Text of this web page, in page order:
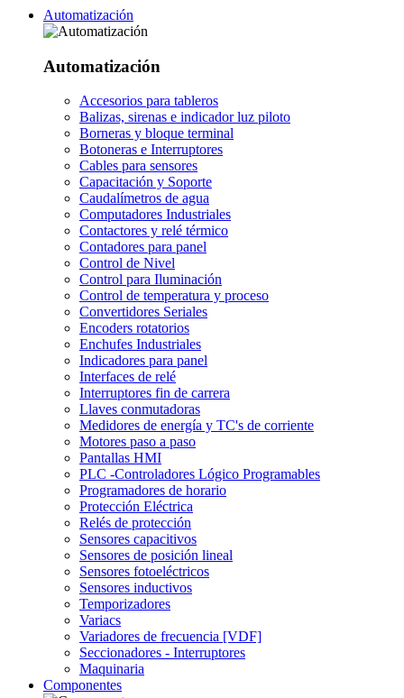
Automatización
Automatización
Accesorios para tableros
Balizas, sirenas e indicador luz piloto
Borneras y bloque terminal
Botoneras e Interruptores
Cables para sensores
Capacitación y Soporte
Caudalímetros de agua
Computadores Industriales
Contactores y relé térmico
Contadores para panel
Control de Nivel
Control para Iluminación
Control de temperatura y proceso
Convertidores Seriales
Encoders rotatorios
Enchufes Industriales
Indicadores para panel
Interfaces de relé
Interruptores fin de carrera
Llaves conmutadoras
Medidores de energía y TC's de corriente
Motores paso a paso
Pantallas HMI
PLC -Controladores Lógico Programables
Programadores de horario
Protección Eléctrica
Relés de protección
Sensores capacitivos
Sensores de posición lineal
Sensores fotoeléctricos
Sensores inductivos
Temporizadores
Variacs
Variadores de frecuencia [VDF]
Seccionadores - Interruptores
Maquinaria
Componentes